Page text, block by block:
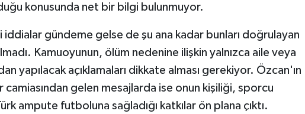
konusunda net bir bilgi bulunmuyor.
gündeme gelse de şu ana kadar bunları doğrulayan
Kamuoyunun, ölüm nedenine ilişkin yalnızca aile veya
yapılacak açıklamaları dikkate alması gerekiyor. Özcan'ın
camiasından gelen mesajlarda ise onun kişiliği, sporcu
ampute futboluna sağladığı katkılar ön plana çıktı.